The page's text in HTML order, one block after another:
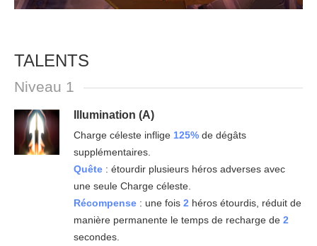
TALENTS
Niveau 1
Illumination (A)
Charge céleste inflige 125%de dégâts
supplémentaires.
Quête : étourdir plusieurs héros adverses avec
une seule Charge céleste.
Récompense : une fois 2 héros étourdis, réduit de
manière permanente le temps de recharge de 2
secondes.